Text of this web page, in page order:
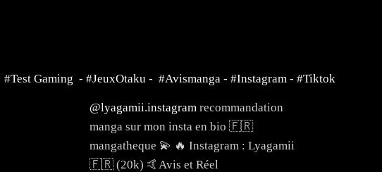
#Test Gaming - #JeuxOtaku - #Avismanga - #Instagram - #Tiktok
@lyagamii.instagram recommandation
manga sur mon insta en bio 🇫🇷
mangatheque 💫 🔥 Instagram : Lyagamii
🇫🇷 (20k) 🤙Avis et Réel